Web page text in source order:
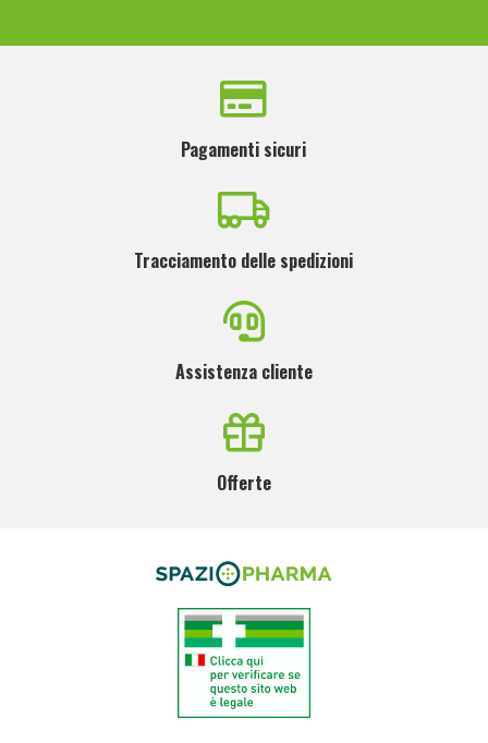
Pagamenti sicuri
Tracciamento delle spedizioni
Assistenza cliente
Offerte